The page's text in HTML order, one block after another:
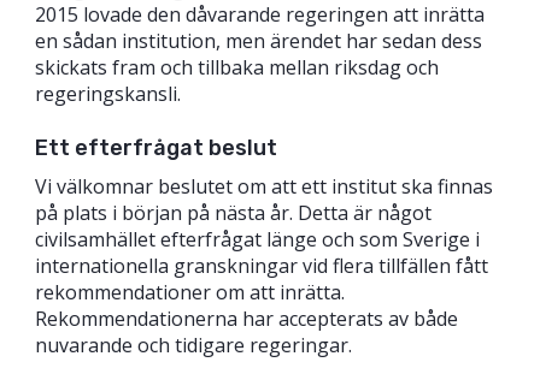
2015 lovade den dåvarande regeringen att inrätta
en sådan institution, men ärendet har sedan dess
skickats fram och tillbaka mellan riksdag och
regeringskansli.
Ett efterfrågat beslut
Vi välkomnar beslutet om att ett institut ska finnas
på plats i början på nästa år. Detta är något
civilsamhället efterfrågat länge och som Sverige i
internationella granskningar vid flera tillfällen fått
rekommendationer om att inrätta.
Rekommendationerna har accepterats av både
nuvarande och tidigare regeringar.